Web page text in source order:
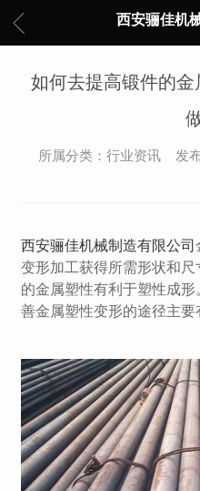
西安骊佳机
如何去提高锻件的
所属分类：行业资讯 发
西安骊佳机械制造有限公司
变形加工获得所需形状和
的金属塑性有利于塑性成
善金属塑性变形的途径主要